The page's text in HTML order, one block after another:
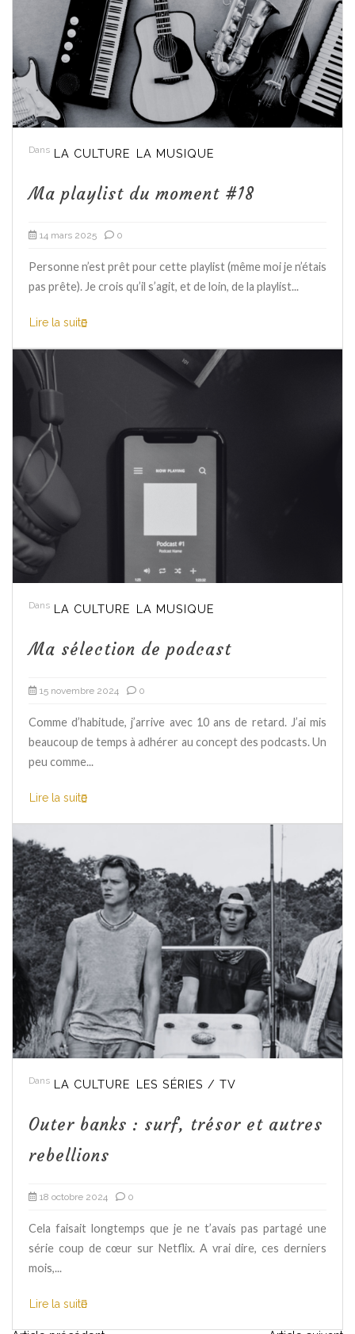
Dans LA CULTURE LA MUSIQUE
Ma playlist du moment #18
14 mars 2025 0
Personne n’est prêt pour cette playlist (même moi je n’étais
pas prête). Je crois qu’il s’agit, et de loin, de la playlist...
Lire la suite
Dans LA CULTURE LA MUSIQUE
Ma sélection de podcast
15 novembre 2024 0
Comme d’habitude, j’arrive avec 10 ans de retard. J’ai mis
beaucoup de temps à adhérer au concept des podcasts. Un
peu comme...
Lire la suite
Dans LA CULTURE LES SÉRIES / TV
Outer banks : surf, trésor et autres
rebellions
18 octobre 2024 0
Cela faisait longtemps que je ne t’avais pas partagé une
série coup de cœur sur Netflix. A vrai dire, ces derniers
mois,...
Lire la suite